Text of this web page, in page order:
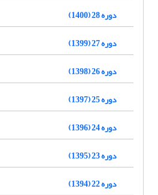
دوره 28 (1400)
دوره 27 (1399)
دوره 26 (1398)
دوره 25 (1397)
دوره 24 (1396)
دوره 23 (1395)
دوره 22 (1394)